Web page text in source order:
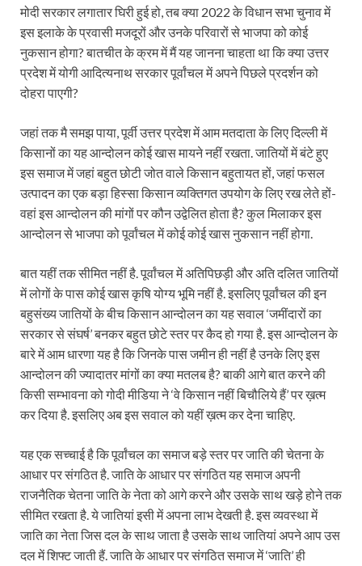
मोदी सरकार लगातार घिरी हुई हो, तब क्या 2022 के विधान सभा चुनाव में
इस इलाके के प्रवासी मजदूरों और उनके परिवारों से भाजपा को कोई
नुकसान होगा? बातचीत के क्रम में मैं यह जानना चाहता था कि क्या उत्तर
प्रदेश में योगी आदित्यनाथ सरकार पूर्वांचल में अपने पिछले प्रदर्शन को
दोहरा पाएगी?
जहां तक मै समझ पाया, पूर्वी उत्तर प्रदेश में आम मतदाता के लिए दिल्ली में
किसानों का यह आन्दोलन कोई खास मायने नहीं रखता. जातियों में बंटे हुए
इस समाज में जहां बहुत छोटी जोत वाले किसान बहुतायत हों, जहां फसल
उत्पादन का एक बड़ा हिस्सा किसान व्यक्तिगत उपयोग के लिए रख लेते हों-
वहां इस आन्दोलन की मांगों पर कौन उद्वेलित होता है? कुल मिलाकर इस
आन्दोलन से भाजपा को पूर्वांचल में कोई कोई खास नुकसान नहीं होगा.
बात यहीं तक सीमित नहीं है. पूर्वांचल में अतिपिछड़ी और अति दलित जातियों
में लोगों के पास कोई खास कृषि योग्य भूमि नहीं है. इसलिए पूर्वांचल की इन
बहुसंख्य जातियों के बीच किसान आन्दोलन का यह सवाल ‘जमींदारों का
सरकार से संघर्ष’ बनकर बहुत छोटे स्तर पर कैद हो गया है. इस आन्दोलन के
बारे में आम धारणा यह है कि जिनके पास जमीन ही नहीं है उनके लिए इस
आन्दोलन की ज्यादातर मांगों का क्या मतलब है? बाकी आगे बात करने की
किसी सम्भावना को गोदी मीडिया ने ‘वे किसान नहीं बिचौलिये हैं’ पर ख़त्म
कर दिया है. इसलिए अब इस सवाल को यहीं ख़त्म कर देना चाहिए.
यह एक सच्चाई है कि पूर्वांचल का समाज बड़े स्तर पर जाति की चेतना के
आधार पर संगठित है. जाति के आधार पर संगठित यह समाज अपनी
राजनैतिक चेतना जाति के नेता को आगे करने और उसके साथ खड़े होने तक
सीमित रखता है. ये जातियां इसी में अपना लाभ देखती है. इस व्यवस्था में
जाति का नेता जिस दल के साथ जाता है उसके साथ जातियां अपने आप उस
दल में शिफ्ट जाती हैं. जाति के आधार पर संगठित समाज में ‘जाति’ ही